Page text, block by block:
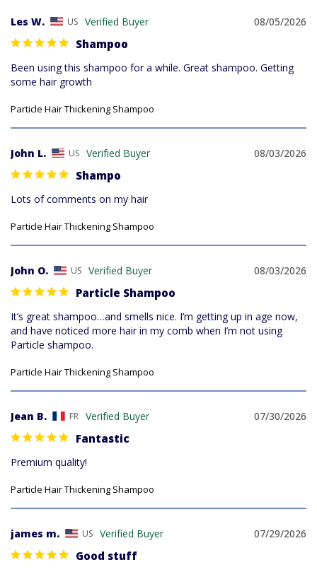
08/05/2026
Les W. US
Shampoo
Been using this shampoo for a while. Great shampoo. Getting
some hair growth
Particle Hair Thickening Shampoo
08/03/2026
John L. US
Shampo
Lots of comments on my hair
Particle Hair Thickening Shampoo
08/03/2026
John O. US
Particle Shampoo
It’s great shampoo…and smells nice. I’m getting up in age now,
and have noticed more hair in my comb when I’m not using
Particle shampoo.
Particle Hair Thickening Shampoo
07/30/2026
Jean B. FR
Fantastic
Premium quality!
Particle Hair Thickening Shampoo
07/29/2026
james m. US
Good stuff